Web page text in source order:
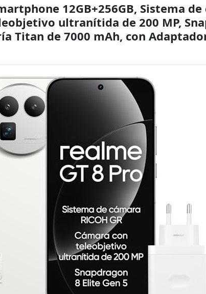
12GB+256GB, Sistema de
ultranítida de 200 MP,
Titan de 7000 mAh, con